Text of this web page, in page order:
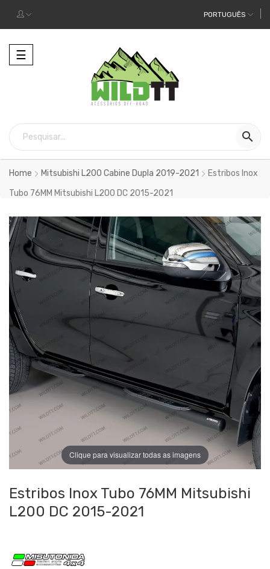
PORTUGUÊS
Alternar
a
☰

Home Mitsubishi L200 Cabine Dupla 2019-2021
Estribos Inox
Tubo 76MM Mitsubishi L200 DC 2015-2021
Clique para visualizar todas as imagens
Estribos Inox Tubo 76MM Mitsubishi
L200 DC 2015-2021